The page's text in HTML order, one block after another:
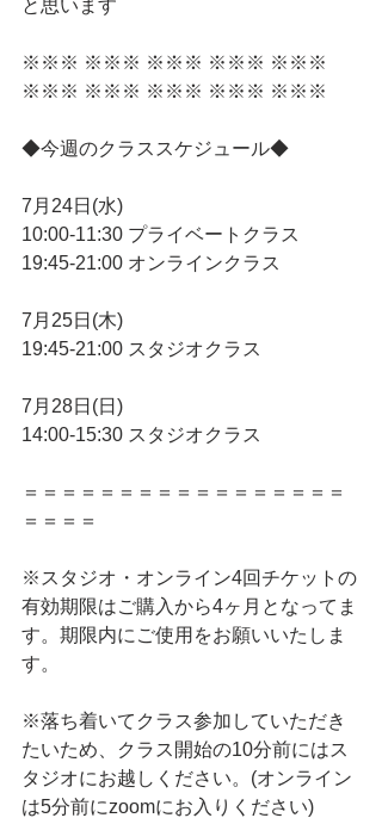
と思います
※※※ ※※※ ※※※ ※※※ ※※※
※※※ ※※※ ※※※ ※※※ ※※※
◆今週のクラススケジュール◆
7月24日(水)
10:00-11:30 プライベートクラス
19:45-21:00 オンラインクラス
7月25日(木)
19:45-21:00 スタジオクラス
7月28日(日)
14:00-15:30 スタジオクラス
＝＝＝＝＝＝＝＝＝＝＝＝＝＝＝＝＝
＝＝＝＝
※スタジオ・オンライン4回チケットの
有効期限はご購入から4ヶ月となってま
す。期限内にご使用をお願いいたしま
す。
※落ち着いてクラス参加していただき
たいため、クラス開始の10分前にはス
タジオにお越しください。(オンライン
は5分前にzoomにお入りください)